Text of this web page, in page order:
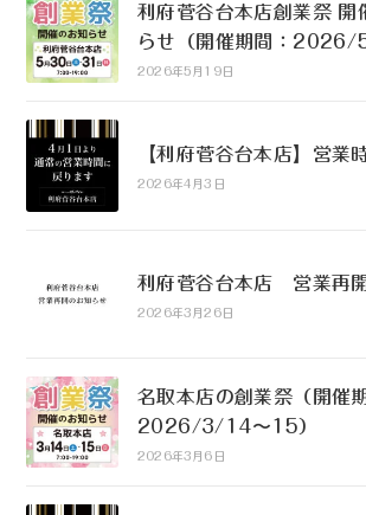
利府菅谷台本店創業祭 開
らせ（開催期間：2026/
2026年5月19日
【利府菅谷台本店】営業
2026年4月3日
利府菅谷台本店 営業再
2026年3月26日
名取本店の創業祭（開催
2026/3/14〜15）
2026年3月6日